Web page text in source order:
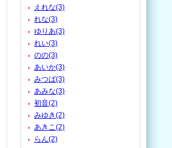
えれな(3)
れな(3)
ゆりあ(3)
れい(3)
のの(3)
あいか(3)
みつば(3)
あみな(3)
初音(2)
みゆき(2)
あきこ(2)
らん(2)